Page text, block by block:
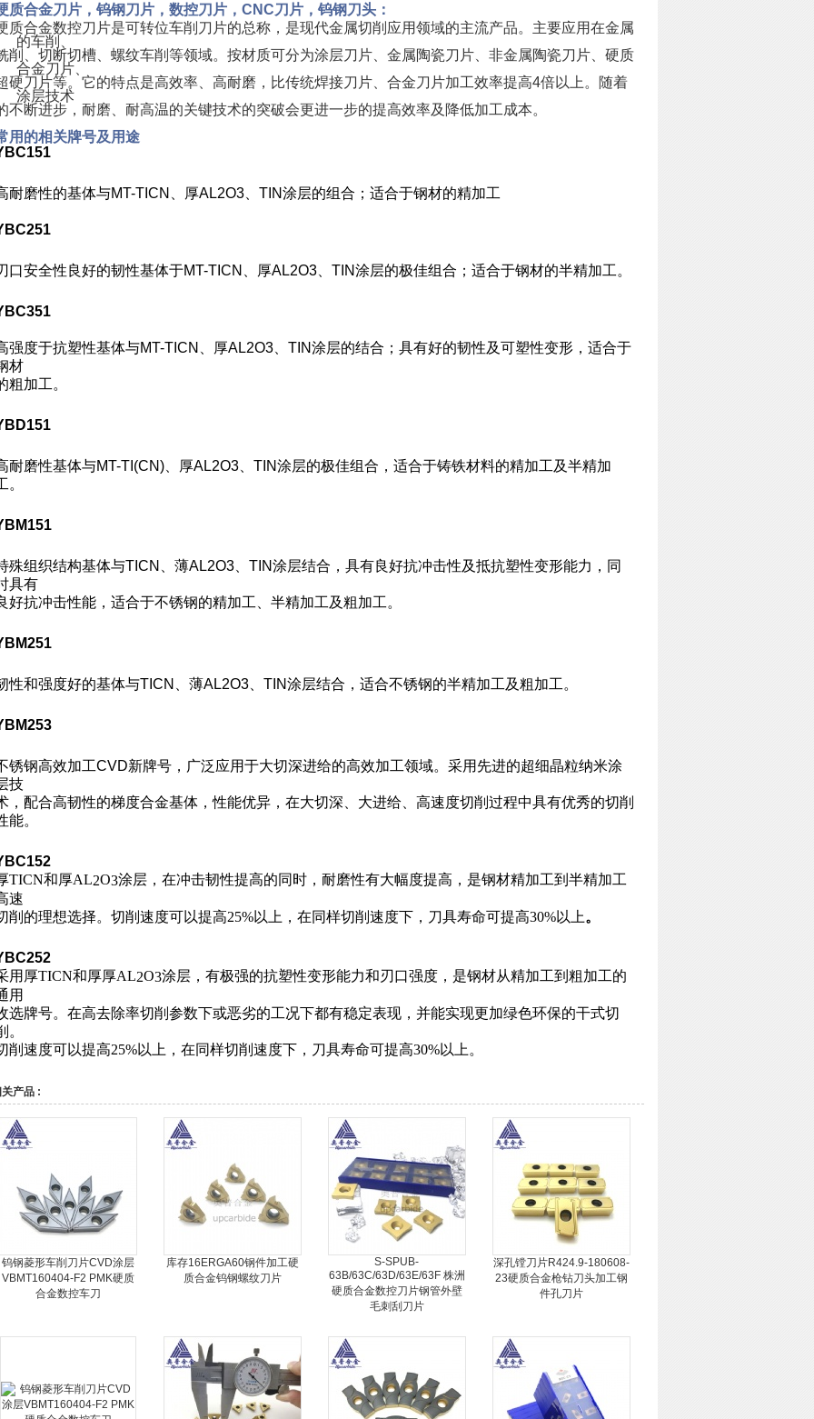
质合金刀片，钨钢刀片，数控刀片，CNC刀片，钨钢刀头：
质合金数控刀片是可转位车削刀片的总称，是现代金属切削应用领域的主流产品。主要应用在金属
的车削、
削、切断切槽、螺纹车削等领域。按材质可分为涂层刀片、金属陶瓷刀片、非金属陶瓷刀片、硬质
合金刀片、
硬刀片等。它的特点是高效率、高耐磨，比传统焊接刀片、合金刀片加工效率提高4倍以上。随着
涂层技术
不断进步，耐磨、耐高温的关键技术的突破会更进一步的提高效率及降低加工成本。
用的相关牌号及用途
耐磨性的基体与MT-TICN、厚AL2O3、 TIN涂层的组合；适合于钢材的精加工
口安全性良好的韧性基体于MT-TICN、厚AL2O3 、TIN涂层的极佳组合；适合于钢材的半精加工。
强度于抗塑性基体与MT-TICN、厚AL2O3 、TIN涂层的结合；具有好的韧性及可塑性变形，适合于
材
粗加工。
耐磨性基体与MT-TI(CN)、厚AL2O3 、TIN涂层的极佳组合，适合于铸铁材料的精加工及半精加
。
殊组织结构基体与TICN、薄AL2O3 、TIN涂层结合，具有良好抗冲击性及抵抗塑性变形能力，同
具有
好抗冲击性能，适合于不锈钢的精加工、半精加工及粗加工。
性和强度好的基体与TICN、薄AL2O3 、TIN涂层结合，适合不锈钢的半精加工及粗加工。
锈钢高效加工CVD新牌号，广泛应用于大切深进给的高效加工领域。采用先进的超细晶粒纳米涂
技
，配合高韧性的梯度合金基体，性能优异，在大切深、大进给、高速度切削过程中具有优秀的切削
能。
TICN和厚AL2O3涂层，在冲击韧性提高的同时，耐磨性有大幅度提高，是钢材精加工到半精加工
速
削的理想选择。 切削速度可以提高25%以上，在同样切削速度下，刀具寿命可提高30%以上。
用厚TICN和厚厚AL2O3涂层，有极强的抗塑性变形能力和刃口强度，是钢材从精加工到粗加工的
用
选牌号。在高去除率切削参数下或恶劣的工况下都有稳定表现，并能实现更加绿色环保的干式切
。
削速度可以提高25%以上，在同样切削速度下，刀具寿命可提高30%以上。
产品 :
钨钢菱形车削刀片CVD涂层
VBMT160404-F2 PMK硬质
合金数控车刀
库存16ERGA60钢件加工硬
质合金钨钢螺纹刀片
S-SPUB-
63B/63C/63D/63E/63F 株洲
硬质合金数控刀片钢管外壁
毛刺刮刀片
深孔镗刀片R424.9-180608-
23硬质合金枪钻刀头加工钢
件孔刀片